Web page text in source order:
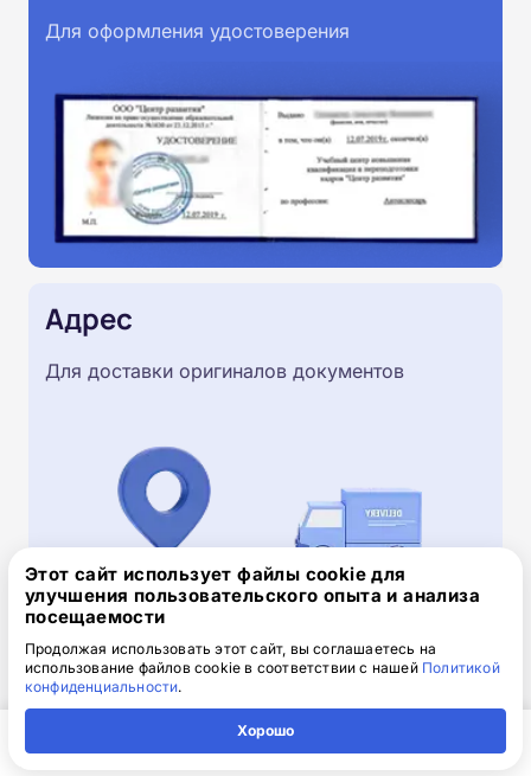
Для оформления удостоверения
Адрес
Для доставки оригиналов документов
Скачайте заявку на обучение
Скачайте шаблон, заполните и отправьте по
Этот сайт использует файлы cookie для
улучшения пользовательского опыта и анализа
посещаемости
Продолжая использовать этот сайт, вы соглашаетесь на
использование файлов cookie в соответствии с нашей Политикой
конфиденциальности.
Хорошо